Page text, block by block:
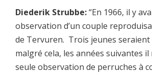
Diederik Strubbe:“En 1966, il y
observation d’un couple
de Tervuren. Trois jeunes seraient
malgré cela, les années suivantes il
seule observation de perruches à